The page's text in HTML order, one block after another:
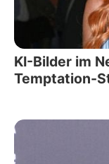
KI-Bilder im
Temptation-